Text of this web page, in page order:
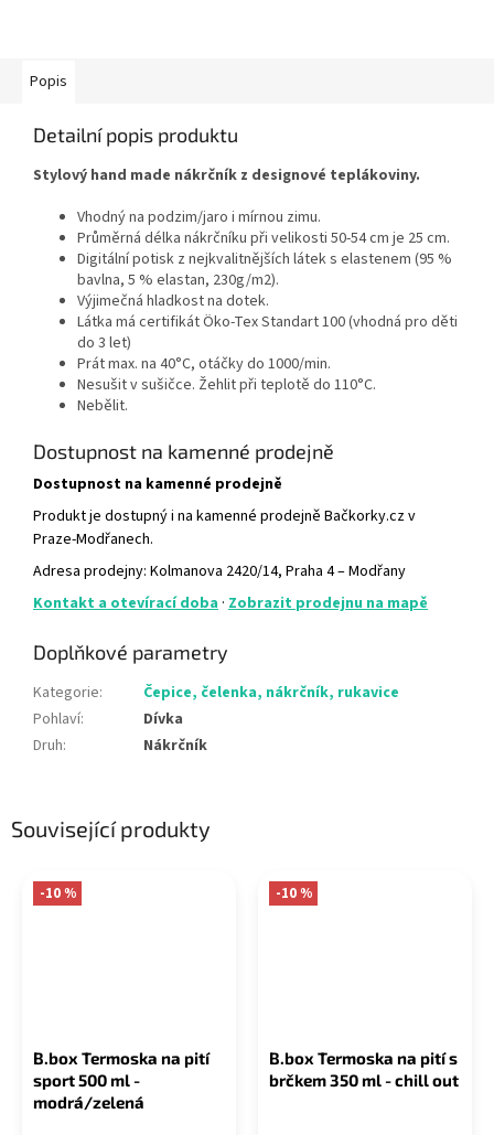
Související produkty
-10 %
B.box Termoska na pití
sport 500 ml -
modrá/zelená
-10 %
B.box Termoska na pití s
brčkem 350 ml - chill out
Popis
Detailní popis produktu
Stylový hand made nákrčník z designové teplákoviny.
Vhodný na podzim/jaro i mírnou zimu.
Průměrná délka nákrčníku při velikosti 50-54 cm je 25 cm.
Digitální potisk z nejkvalitnějších látek s elastenem (95 %
bavlna, 5 % elastan, 230g/m2).
Výjimečná hladkost na dotek.
Látka má certifikát Öko-Tex Standart 100 (vhodná pro děti
do 3 let)
Prát max. na 40°C, otáčky do 1000/min.
Nesušit v sušičce. Žehlit při teplotě do 110°C.
Nebělit.
Dostupnost na kamenné prodejně
Dostupnost na kamenné prodejně
Produkt je dostupný i na kamenné prodejně Bačkorky.cz v
Praze-Modřanech.
Adresa prodejny: Kolmanova 2420/14, Praha 4 – Modřany
Kontakt a otevírací doba · Zobrazit prodejnu na mapě
Doplňkové parametry
Kategorie:
Čepice, čelenka, nákrčník, rukavice
Pohlaví:
Dívka
Druh: Nákrčník